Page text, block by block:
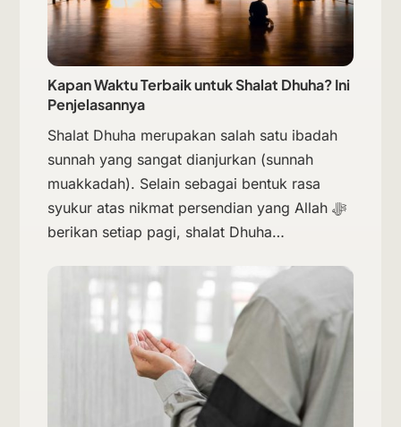
Kapan Waktu Terbaik untuk Shalat Dhuha? Ini
Penjelasannya
Shalat Dhuha merupakan salah satu ibadah
sunnah yang sangat dianjurkan (sunnah
muakkadah). Selain sebagai bentuk rasa
syukur atas nikmat persendian yang Allah ﷻ
berikan setiap pagi, shalat Dhuha…